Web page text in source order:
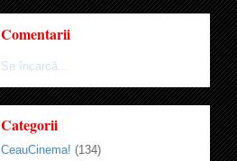
Comentarii
Se încarcă...
Categorii
CeauCinema! (134)